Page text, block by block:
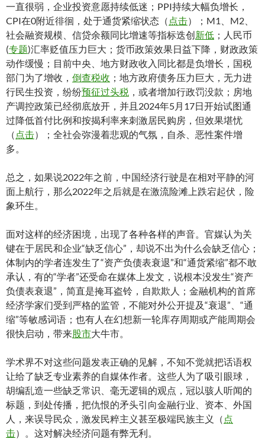
一直很弱，企业投资意愿持续低迷；PPI持续大幅负增长，
CPI在0附近徘徊，处于通货紧缩状态（ 点击）；M1、M2、
社会融资规模、信贷余额同比增速等指标迭创新低 ；人民币
(专题)汇率贬值压力巨大；货币政策效果日益下降，财政政策
动作缓慢；目前中央、地方财政收入同比都是负增长，国税
部门为了增收， 倒查税收 ；地方政府债务压力巨大，无力进
行民生投资，纷纷预征过头税 ，或者增加行政罚没款；房地
产调控政策已经彻底放开，并且2024年5月17日开始试图通
过降低首付比例和按揭利率来刺激居民购房，但效果堪忧
（ 点击）；全社会弥漫着悲观的气氛，自杀、恶性案件增
多。
总之，如果说2022年之前，中国经济行驶是在相对平静的河
面上航行，那么2022年之后就是在激流险滩上跌宕起伏，险
象环生。
面对这样的经济困境，出现了各种各样的声音。官媒认为关
键在于居民和企业“缺乏信心”，却说不出为什么会缺乏信心；
体制内的学者连发生了“资产负债表衰退”和“通货紧缩”都不敢
承认，有的“学者”还受命在媒体上发文，说根本没发生“资产
负债表衰退”，简直是掩耳盗铃，自欺欺人；金融机构的首席
经济学家们受到严格的监管，不能对外公开提及“衰退”、“通
缩”等敏感词语；也有人在幻想新一轮库存周期或产能周期会
很快启动，带来股市大牛市。
学术界不对这些问题发表正确的见解，不知不觉就把话语权
让给了缺乏专业素养的自媒体作者。这些人为了吸引眼球，
胡编乱造一些缺乏常识、毫无逻辑的观点，冠以骇人听闻的
标题，到处传播，把仇恨的矛头引向金融行业、资本、外国
人，来误导民众，激发民粹主义甚至极端民族主义（ 点
击）。这对解决经济问题有弊无利。